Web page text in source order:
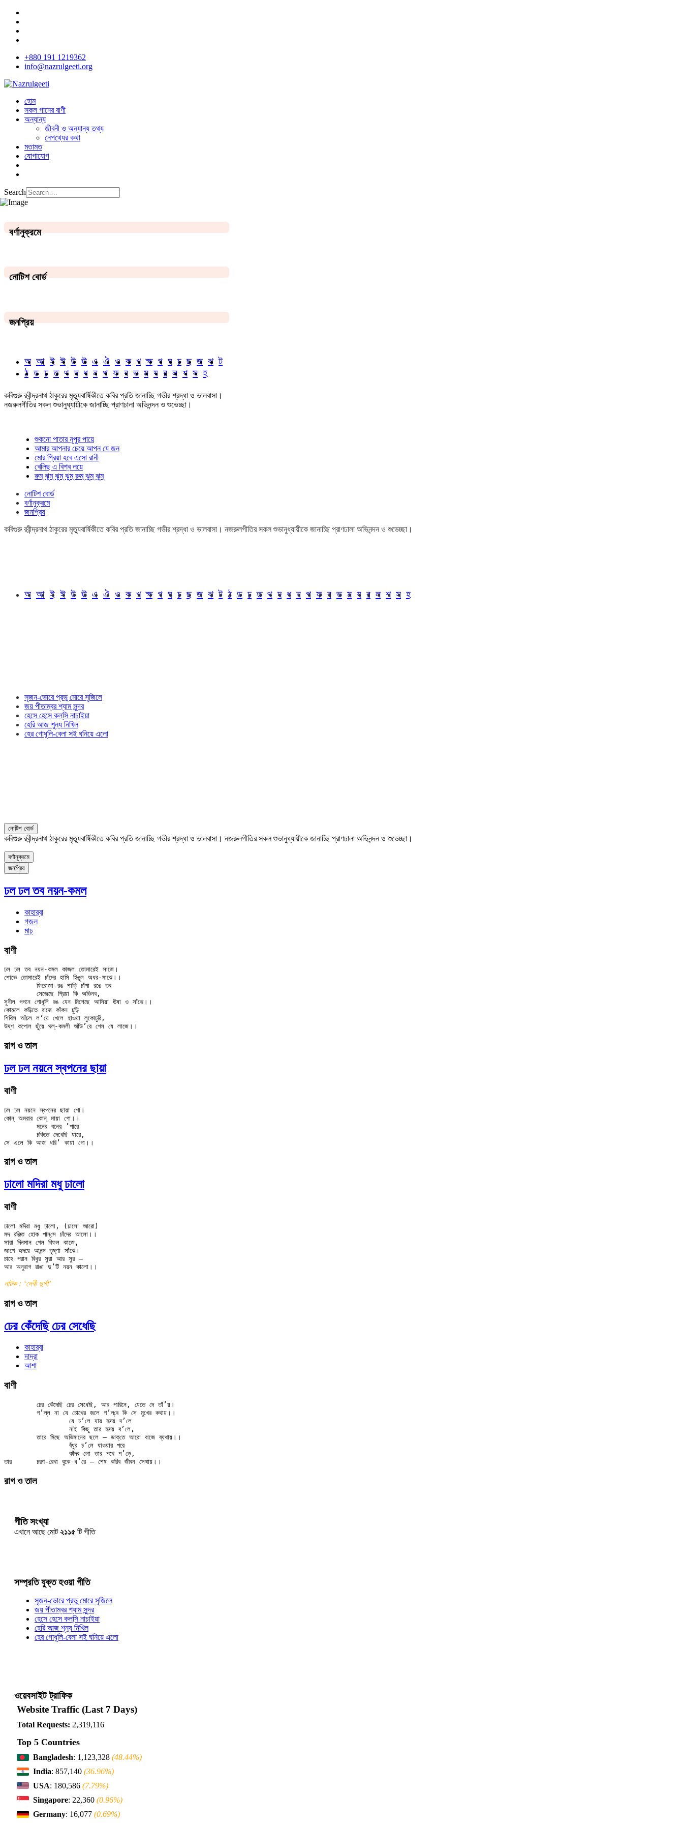
+880 191 1219362
info@nazrulgeeti.org
হোম
সকল গানের বাণী
অন্যান্য
জীবনী ও অন্যান্য তথ্য
নেপথ্যের কথা
মতামত
যোগাযোগ
Search
বর্ণানুক্রমে
নোটিশ বোর্ড
জনপ্রিয়
অ আ ই ঈ উ ঊ এ ঐ ও ক খ ক্ষ গ ঘ চ ছ জ ঝ ট
ঠ ড ঢ ত থ দ ধ ন প ফ ব ভ ম য র ল শ স হ
কবিগুরু রবীন্দ্রনাথ ঠাকুরের মৃত্যুবার্ষিকীতে কবির প্রতি জানাচ্ছি গভীর শ্রদ্ধা ও ভালবাসা।
নজরুলগীতির সকল শুভানুধ্যায়ীকে জানাচ্ছি প্রাণঢালা অভিনন্দন ও শুভেচ্ছা।
শুকনো পাতার নূপুর পায়ে
আমার আপনার চেয়ে আপন যে জন
মোর প্রিয়া হবে এসো রানী
খেলিছ এ বিশ্ব লয়ে
রুম্ ঝুম্ ঝুম্ ঝুম্ রুম্ ঝুম্ ঝুম্
নোটিশ বোর্ড
বর্ণানুক্রমে
জনপ্রিয়
কবিগুরু রবীন্দ্রনাথ ঠাকুরের মৃত্যুবার্ষিকীতে কবির প্রতি জানাচ্ছি গভীর শ্রদ্ধা ও ভালবাসা। নজরুলগীতির সকল শুভানুধ্যায়ীকে জানাচ্ছি প্রাণঢালা অভিনন্দন ও শুভেচ্ছা।
অ আ ই ঈ উ ঊ এ ঐ ও ক খ ক্ষ গ ঘ চ ছ জ ঝ ট ঠ ড ঢ ত থ দ ধ ন প ফ ব ভ ম য র ল শ স হ
সৃজন-ভোরে প্রভু মোরে সৃজিলে
জয় পীতাম্বর শ্যাম সুন্দর
হেসে হেসে কল্‌সি নাচাইয়া
হেরি আজ শূন্য নিখিল
হের গোধূলি-বেলা সই ঘনিয়ে এলো
নোটিশ বোর্ড
কবিগুরু রবীন্দ্রনাথ ঠাকুরের মৃত্যুবার্ষিকীতে কবির প্রতি জানাচ্ছি গভীর শ্রদ্ধা ও ভালবাসা। নজরুলগীতির সকল শুভানুধ্যায়ীকে জানাচ্ছি প্রাণঢালা অভিনন্দন ও শুভেচ্ছা।
বর্ণানুক্রমে
জনপ্রিয়
ঢল ঢল তব নয়ন-কমল
কাহার্‌বা
গজল
মাঢ়
বাণী
ঢল ঢল তব নয়ন-কমল কাজল তোমারেই সাজে।
শোভে তোমারেই চাঁদের হাসি হিঙুল অধর-মাঝে।।
সুনীল গগনে গোধূলি রঙ যেন মিশেছে আসিয়া ঊষা ও সাঁঝে।।
কোমলে কড়িতে বাজে কাঁকন চুড়ি
শিথিল আঁচল ল’য়ে খেলে হাওয়া লুকোচুরি,
রাগ ও তাল
ঢল ঢল নয়নে স্বপনের ছায়া
বাণী
ঢল ঢল নয়নে স্বপনের ছায়া গো।
কোন্ অমরার কোন্ মায়া গো।।
রাগ ও তাল
ঢালো মদিরা মধু ঢালো
বাণী
ঢালো মদিরা মধু ঢালো, (ঢালো আরো)
মদ রঞ্জিত হোক পান্‌সে চাঁদের আলো।।
সারা দিনমান গেল বিফল কাজে,
জাগে হৃদয়ে আনন্দ তৃষ্ণা সাঁঝে।
চাহে পরান বিধুর সুরা আর সুর —
নাটক : ‘দেবী দুর্গা’
রাগ ও তাল
ঢের কেঁদেছি ঢের সেধেছি
কাহার্‌বা
দাদ্‌রা
আশা
বাণী
	তারে মিছে অভিমানের ছলে — ডাক্‌তে আরো বাজে ব্যথায়।।
রাগ ও তাল
গীতি সংখ্যা
এখানে আছে মোট২১১৫ টি গীতি
সম্প্রতি যুক্ত হওয়া গীতি
সৃজন-ভোরে প্রভু মোরে সৃজিলে
জয় পীতাম্বর শ্যাম সুন্দর
হেসে হেসে কল্‌সি নাচাইয়া
হেরি আজ শূন্য নিখিল
হের গোধূলি-বেলা সই ঘনিয়ে এলো
ওয়েবসাইট ট্রাফিক
Website Traffic (Last 7 Days)
Total Requests: 2,319,116
Top 5 Countries
Bangladesh: 1,123,328 (48.44%)
India: 857,140 (36.96%)
USA: 180,586 (7.79%)
Singapore: 22,360 (0.96%)
Germany: 16,077 (0.69%)